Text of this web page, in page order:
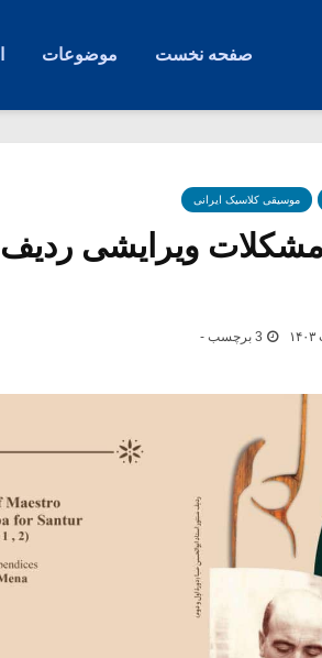
صفحه نخست موضوعات
موسیقی کلاسیک ایرانی
ویرایشی ردیف
3 برچسب -